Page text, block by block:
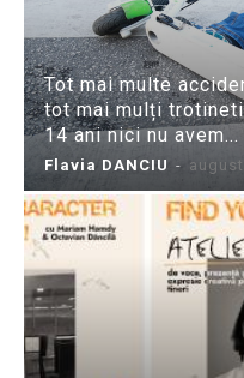
Tot mai multe
tot mai mulți
14 ani nici nu avem...
Flavia DANCIU -